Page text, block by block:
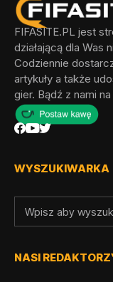
FIFASITE.PL jest
działającą dla Was
Codziennie
artykuły a także
gier. Bądź z nami
WYSZUKIWARKA
NASI